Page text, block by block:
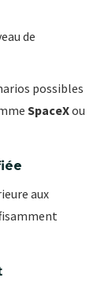
de
possibles
SpaceXou
aux